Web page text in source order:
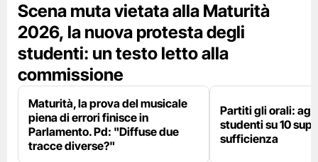
Scena muta vietata alla Maturità
2026, la nuova protesta degli
studenti: un testo letto alla
commissione
Maturità, la prova del musicale
piena di errori finisce in
Parlamento. Pd: "Diffuse due
tracce diverse?"
Partiti gli orali:
studenti su 10
sufficienza